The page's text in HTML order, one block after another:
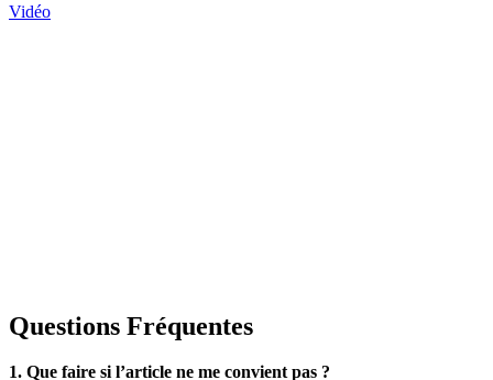
Vidéo
Questions Fréquentes
1. Que faire si l’article ne me convient pas ?